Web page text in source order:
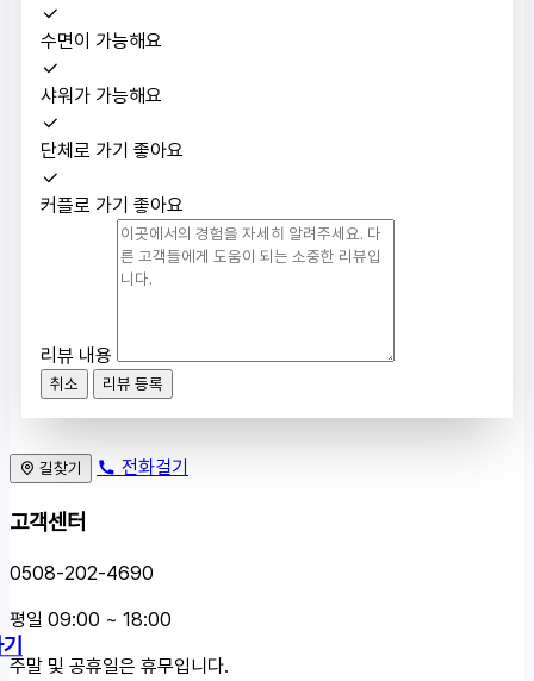
수면이 가능해요
샤워가 가능해요
단체로 가기 좋아요
커플로 가기 좋아요
리뷰 내용
취소 리뷰 등록
길찾기 전화걸기
고객센터
0508-202-4690
평일 09:00 ~ 18:00
주말 및 공휴일은 휴무입니다.